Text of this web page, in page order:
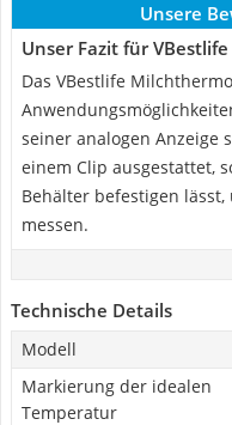
Unsere
Unser Fazit für
Das VBestlife
seiner analogen Anzeige
einem Clip ausgestattet,
Behälter befestigen
messen.
Technische Details
Modell
Markierung der idealen
Temperatur